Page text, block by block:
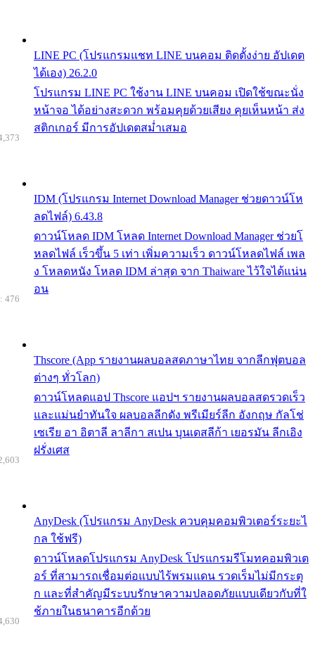
LINE PC (โปรแกรมแชท LINE บนคอม ติดตั้งง่าย อัปเดต
ได้เอง) 26.2.0
โปรแกรม LINE PC ใช้งาน LINE บนคอม เปิดใช้ขณะนั่ง
หน้าจอ ได้อย่างสะดวก พร้อมคุยด้วยเสียง คุยเห็นหน้า ส่ง
สติกเกอร์ มีการอัปเดตสม่ำเสมอ
IDM (โปรแกรม Internet Download Manager ช่วยดาวน์โห
ลดไฟล์) 6.43.8
ดาวน์โหลด IDM โหลด Internet Download Manager ช่วยโ
หลดไฟล์ เร็วขึ้น 5 เท่า เพิ่มความเร็ว ดาวน์โหลดไฟล์ เพล
ง โหลดหนัง โหลด IDM ล่าสุด จาก Thaiware ไว้ใจได้แน่น
อน
Thscore (App รายงานผลบอลสดภาษาไทย จากลีกฟุตบอล
ต่างๆ ทั่วโลก)
ดาวน์โหลดแอป Thscore แอปฯ รายงานผลบอลสดรวดเร็ว
และแม่นยำทันใจ ผลบอลลีกดัง พรีเมียร์ลีก อังกฤษ กัลโช่
เซเรีย อา อิตาลี ลาลีกา สเปน บุนเดสลีก้า เยอรมัน ลีกเอิง
ฝรั่งเศส
476
AnyDesk (โปรแกรม AnyDesk ควบคุมคอมพิวเตอร์ระยะไ
กล ใช้ฟรี)
ดาวน์โหลดโปรแกรม AnyDesk โปรแกรมรีโมทคอมพิวเต
อร์ ที่สามารถเชื่อมต่อแบบไร้พรมแดน รวดเร็มไม่มีกระตุ
ก และที่สำคัญมีระบบรักษาความปลอดภัยแบบเดียวกับที่ใ
ช้ภายในธนาคารอีกด้วย